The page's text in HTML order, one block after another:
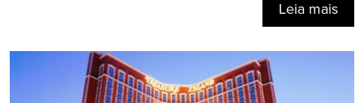
Leia mais